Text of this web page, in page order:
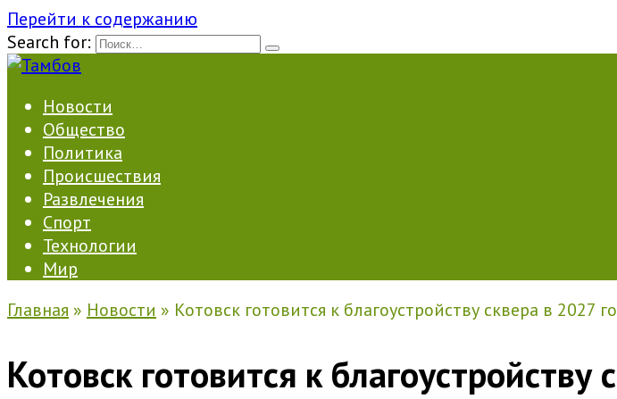
Перейти к содержанию
Search for:
Новости
Общество
Политика
Происшествия
Развлечения
Спорт
Технологии
Мир
Главная » Новости » Котовск готовится к благоустройству сквера в 2027
Котовск готовится к